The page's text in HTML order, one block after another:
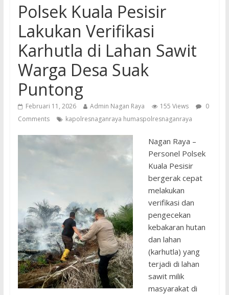
Polsek Kuala Pesisir
Lakukan Verifikasi
Karhutla di Lahan Sawit
Warga Desa Suak
Puntong
Februari 11, 2026 Admin Nagan Raya 155 Views
0
Comments
kapolresnaganraya humaspolresnaganraya
Nagan Raya –
Personel Polsek
Kuala Pesisir
bergerak cepat
melakukan
verifikasi dan
pengecekan
kebakaran hutan
dan lahan
(karhutla) yang
terjadi di lahan
sawit milik
masyarakat di